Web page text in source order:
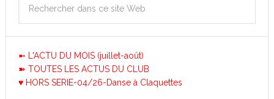
➼ L'ACTU DU MOIS (juillet-août)
➽ TOUTES LES ACTUS DU CLUB
♥ HORS SERIE-04/26-Danse à Claquettes